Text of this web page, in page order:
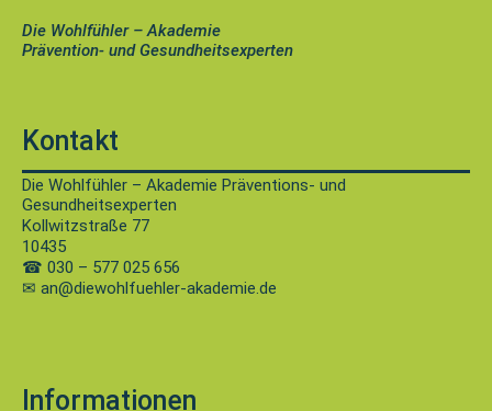
Die Wohlfühler – Akademie
Prävention- und Gesundheitsexperten
Kontakt
Die Wohlfühler – Akademie Präventions- und
Gesundheitsexperten
Kollwitzstraße 77
10435
☎ 030 – 577 025 656
✉ an@diewohlfuehler-akademie.de
Informationen